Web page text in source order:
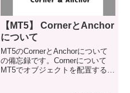
【MT5】 CornerとAnchor
について
MT5のCornerとAnchorについて
の備忘録です。Cornerについて
MT5でオブジェクトを配置する時